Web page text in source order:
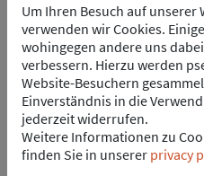
Um Ihren Besuch auf
verwenden wir Cookies.
wohingegen andere uns
verbessern. Hierzu werden
Website-Besuchern
Einverständnis in die
jederzeit widerrufen.
Weitere Informationen zu
finden Sie in unserer privacy